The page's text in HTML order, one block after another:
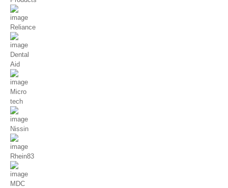
Reliance
Dental
Aid
Micro
tech
Nissin
Rhein83
MDC